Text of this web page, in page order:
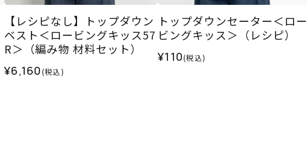
【レシピなし】トップダウン
ベスト＜ロービングキッス57
R＞（編み物 材料セット）
¥6,160(税込)
トップダウンセーター＜ロー
ビングキッス＞（レシピ）
¥110(税込)